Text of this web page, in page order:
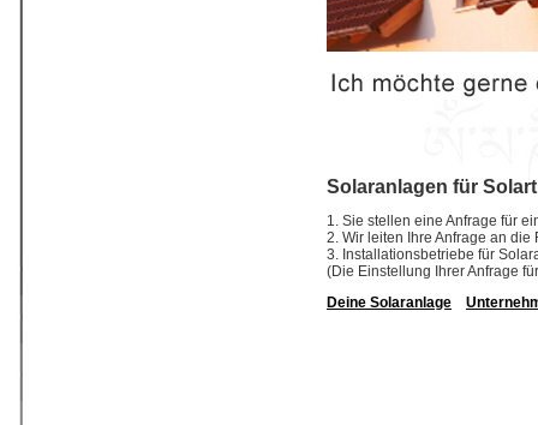
Solaranlagen für
1. Sie stellen eine Anfrage für
2. Wir leiten Ihre Anfrage an
3. Installationsbetriebe für
(Die Einstellung Ihrer Anfrage
Deine Solaranlage